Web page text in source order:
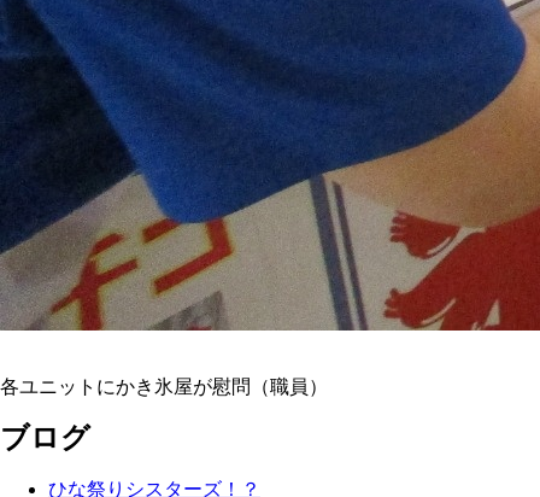
各ユニットにかき氷屋が慰問（職員）
ブログ
ひな祭りシスターズ！？